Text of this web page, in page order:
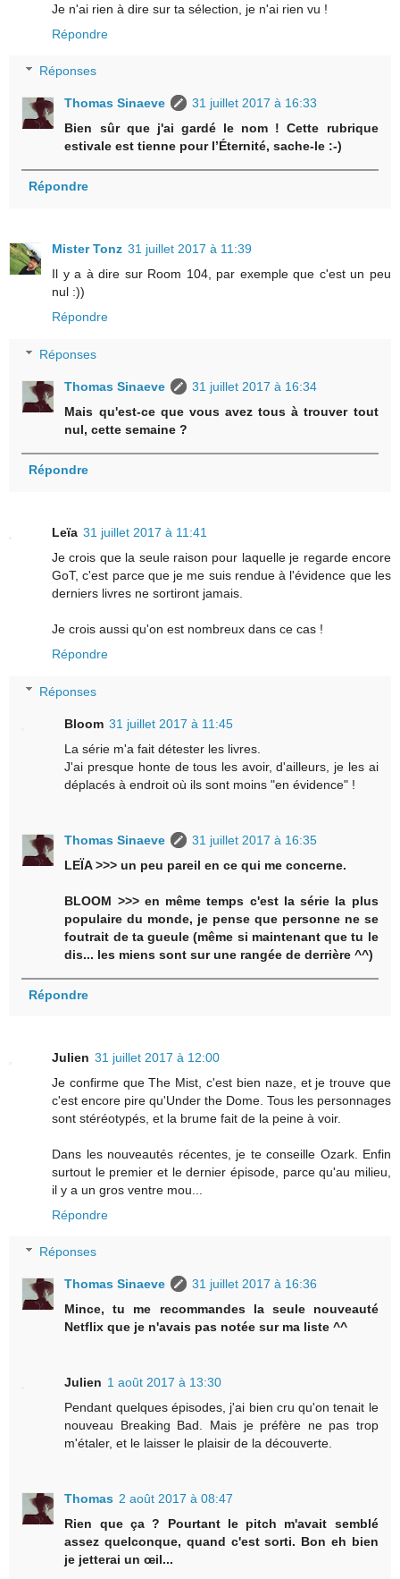
Je n'ai rien à dire sur ta sélection, je n'ai rien vu !
Répondre
Réponses
Thomas Sinaeve
31 juillet 2017 à 16:33
Bien sûr que j'ai gardé le nom ! Cette rubrique
estivale est tienne pour l’Éternité, sache-le :-)
Répondre
Mister Tonz 31 juillet 2017 à 11:39
Il y a à dire sur Room 104, par exemple que c'est un peu
nul :))
Répondre
Réponses
Thomas Sinaeve
31 juillet 2017 à 16:34
Mais qu'est-ce que vous avez tous à trouver tout
nul, cette semaine ?
Répondre
Leïa 31 juillet 2017 à 11:41
Je crois que la seule raison pour laquelle je regarde encore
GoT, c'est parce que je me suis rendue à l'évidence que les
derniers livres ne sortiront jamais.
Je crois aussi qu'on est nombreux dans ce cas !
Répondre
Réponses
Bloom 31 juillet 2017 à 11:45
La série m'a fait détester les livres.
J'ai presque honte de tous les avoir, d'ailleurs, je les ai
déplacés à endroit où ils sont moins "en évidence" !
Thomas Sinaeve
31 juillet 2017 à 16:35
LEÏA >>> un peu pareil en ce qui me concerne.
BLOOM >>> en même temps c'est la série la plus
populaire du monde, je pense que personne ne se
foutrait de ta gueule (même si maintenant que tu le
dis... les miens sont sur une rangée de derrière ^^)
Répondre
Julien 31 juillet 2017 à 12:00
Je confirme que The Mist, c'est bien naze, et je trouve que
c'est encore pire qu'Under the Dome. Tous les personnages
sont stéréotypés, et la brume fait de la peine à voir.
Dans les nouveautés récentes, je te conseille Ozark. Enfin
surtout le premier et le dernier épisode, parce qu'au milieu,
il y a un gros ventre mou...
Répondre
Réponses
Thomas Sinaeve
31 juillet 2017 à 16:36
Mince, tu me recommandes la seule nouveauté
Netflix que je n'avais pas notée sur ma liste ^^
Julien 1 août 2017 à 13:30
Pendant quelques épisodes, j'ai bien cru qu'on tenait le
nouveau Breaking Bad. Mais je préfère ne pas trop
m'étaler, et le laisser le plaisir de la découverte.
Thomas 2 août 2017 à 08:47
Rien que ça ? Pourtant le pitch m'avait semblé
assez quelconque, quand c'est sorti. Bon eh bien
je jetterai un œil...